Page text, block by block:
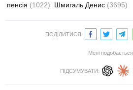
пенсія (1022) Шмигаль Денис (3695)
ПОДІЛИТИСЯ:
Мені подобається
ПІДСУМУВАТИ: